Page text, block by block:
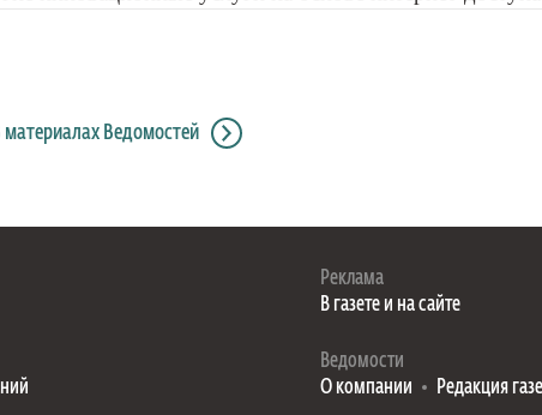
материалах Ведомостей
Реклама
В газете и на сайте
Ведомости
О компании
Редакция